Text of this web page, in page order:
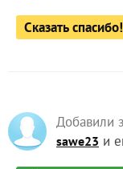
Сказать спасибо!
Добавили
sawe23 и